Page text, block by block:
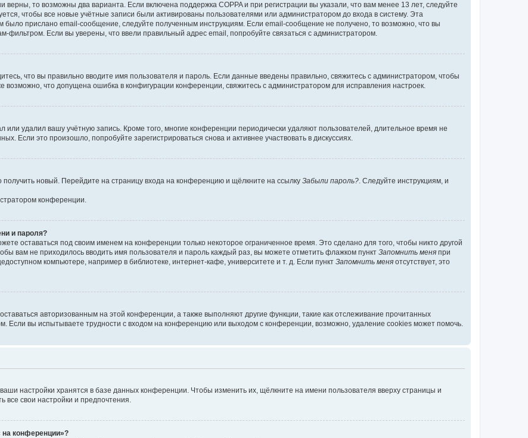
то возможны два варианта. Если включена поддержка COPPA и при регистрации вы указали, что вам менее 13 лет, следуйте
чтобы все новые учётные записи были активированы пользователями или администратором до входа в систему. Эта
прислано email-сообщение, следуйте полученным инструкциям. Если email-сообщение не получено, то возможно, что вы
фильтром. Если вы уверены, что ввели правильный адрес email, попробуйте связаться с администратором.
что вы правильно вводите имя пользователя и пароль. Если данные введены правильно, свяжитесь с администратором, чтобы
возможно, что допущена ошибка в конфигурации конференции, свяжитесь с администратором для исправления настроек.
или удалил вашу учётную запись. Кроме того, многие конференции периодически удаляют пользователей, длительное время не
Если это произошло, попробуйте зарегистрироваться снова и активнее участвовать в дискуссиях.
получить новый. Перейдите на страницу входа на конференцию и щёлкните на ссылку Забыли пароль?. Следуйте инструкциям, и
конференции.
и пароля?
оставаться под своим именем на конференции только некоторое ограниченное время. Это сделано для того, чтобы никто другой
вам не приходилось вводить имя пользователя и пароль каждый раз, вы можете отметить флажком пункт Запомнить меня при
компьютере, например в библиотеке, интернет-кафе, университете и т. д. Если пункт Запомнить меня отсутствует, это
авторизованным на этой конференции, а также выполняют другие функции, такие как отслеживание прочитанных
Если вы испытываете трудности с входом на конференцию или выходом с конференции, возможно, удаление cookies может помочь.
настройки хранятся в базе данных конференции. Чтобы изменить их, щёлкните на имени пользователя вверху страницы и
все свои настройки и предпочтения.
на конференции»?